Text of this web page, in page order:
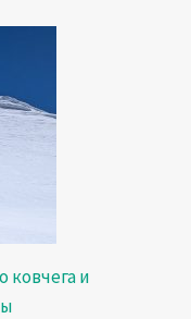
ковчега и